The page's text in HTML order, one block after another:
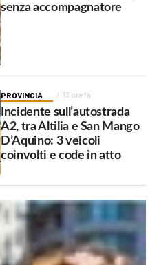
senza accompagnatore
PROVINCIA 13 ore fa
Incidente sull’autostrada
A2, tra Altilia e San Mango
D’Aquino: 3 veicoli
coinvolti e code in atto